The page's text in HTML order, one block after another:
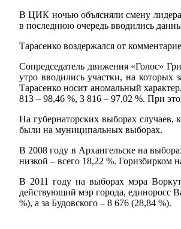
В ЦИК ночью объясняли смену лидера
в последнюю очередь вводились
Тарасенко воздержался от
Сопредседатель движения «Голос»
утро вводились участки, на
Тарасенко носит аномальный
813 – 98,46 %, 3 816 – 97,02 %. При
На губернаторских выборах
были на муниципальных выборах.
В 2008 году в Архангельске на
низкой – всего 18,22 %. Горизбирком
В 2011 году на выборах мэра
действующий мэр города, единоросс
%), а за Будовского – 8 676 (28,84 %).